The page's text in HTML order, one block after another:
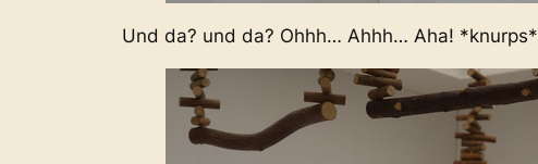
Und da? und da? Ohhh… Ahhh… Aha! *knurps*